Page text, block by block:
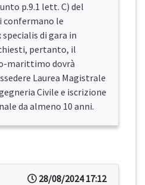
p.9.1 lett. C) del
confermano le
di gara in
pertanto, il
marittimo dovrà
Laurea Magistrale
Civile e iscrizione
da almeno 10 anni.
28/08/2024 17:12